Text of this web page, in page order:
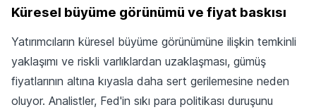
Küresel büyüme görünümü ve fiyat baskısı
Yatırımcıların küresel büyüme görünümüne ilişkin temkinli
yaklaşımı ve riskli varlıklardan uzaklaşması, gümüş
fiyatlarının altına kıyasla daha sert gerilemesine neden
oluyor. Analistler, Fed'in sıkı para politikası duruşunu